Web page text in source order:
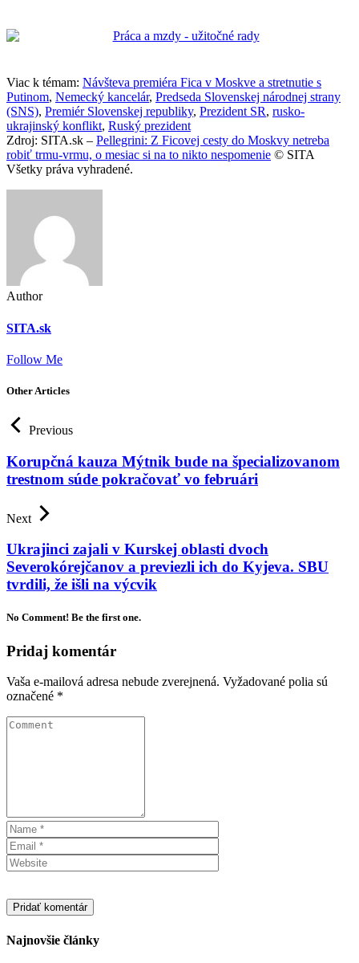
Viac k témam: Návšteva premiéra Fica v Moskve a stretnutie s
Putinom, Nemecký kancelár, Predseda Slovenskej národnej strany
(SNS), Premiér Slovenskej republiky, Prezident SR, rusko-
ukrajinský konflikt, Ruský prezident
Zdroj: SITA.sk – Pellegrini: Z Ficovej cesty do Moskvy netreba
robiť trmu-vrmu, o mesiac si na to nikto nespomenie © SITA
Všetky práva vyhradené.
Author
SITA.sk
Follow Me
Other Articles
Previous
Korupčná kauza Mýtnik bude na špecializovanom
trestnom súde pokračovať vo februári
Next
Ukrajinci zajali v Kurskej oblasti dvoch
Severokórejčanov a previezli ich do Kyjeva. SBU
tvrdili, že išli na výcvik
No Comment! Be the first one.
Pridaj komentár
Vaša e-mailová adresa nebude zverejnená. Vyžadované polia sú
označené *
Najnovšie články